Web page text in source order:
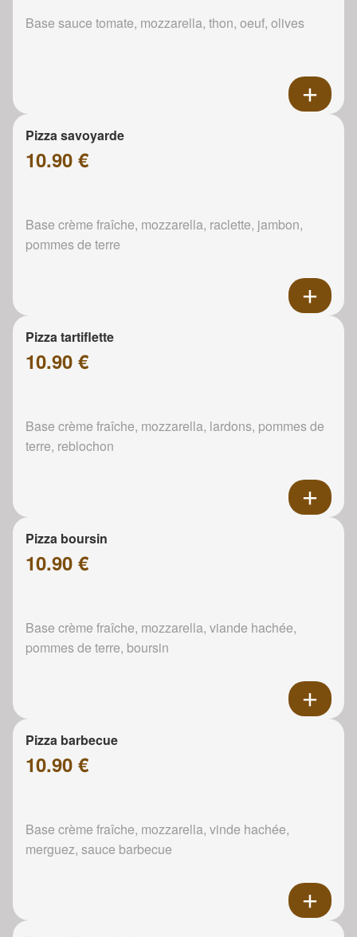
Base sauce tomate, mozzarella, thon, oeuf, olives
Pizza savoyarde
10.90 €
Base crème fraîche, mozzarella, raclette, jambon,
pommes de terre
Pizza tartiflette
10.90 €
Base crème fraîche, mozzarella, lardons, pommes de
terre, reblochon
Pizza boursin
10.90 €
Base crème fraîche, mozzarella, viande hachée,
pommes de terre, boursin
Pizza barbecue
10.90 €
Base crème fraîche, mozzarella, vinde hachée,
merguez, sauce barbecue